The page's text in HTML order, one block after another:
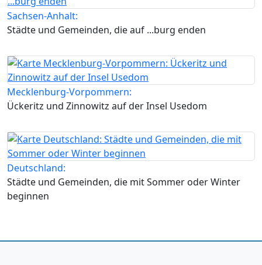
Sachsen-Anhalt:
Städte und Gemeinden, die auf ...burg enden
Mecklenburg-Vorpommern:
Ückeritz und Zinnowitz auf der Insel Usedom
Deutschland:
Städte und Gemeinden, die mit Sommer oder Winter
beginnen